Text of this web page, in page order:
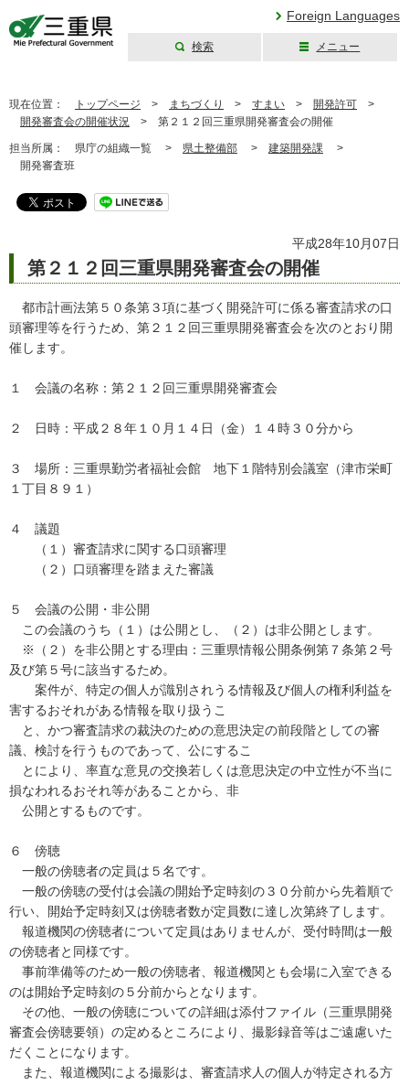
Foreign Languages
検索 メニュー
現在位置： トップページ > まちづくり > すまい > 開発許可 >
開発審査会の開催状況 > 第２１２回三重県開発審査会の開催
担当所属： 県庁の組織一覧 > 県土整備部 > 建築開発課 >
開発審査班
平成28年10月07日
第２１２回三重県開発審査会の開催
都市計画法第５０条第３項に基づく開発許可に係る審査請求の口
頭審理等を行うため、第２１２回三重県開発審査会を次のとおり開
催します。
１ 会議の名称：第２１２回三重県開発審査会
２ 日時：平成２８年１０月１４日（金）１４時３０分から
３ 場所：三重県勤労者福祉会館 地下１階特別会議室（津市栄町
１丁目８９１）
４ 議題
（１）審査請求に関する口頭審理
（２）口頭審理を踏まえた審議
５ 会議の公開・非公開
この会議のうち（１）は公開とし、（２）は非公開とします。
※（２）を非公開とする理由：三重県情報公開条例第７条第２号
及び第５号に該当するため。
案件が、特定の個人が識別されうる情報及び個人の権利利益を
害するおそれがある情報を取り扱うこ
と、かつ審査請求の裁決のための意思決定の前段階としての審
議、検討を行うものであって、公にするこ
とにより、率直な意見の交換若しくは意思決定の中立性が不当に
損なわれるおそれ等があることから、非
公開とするものです。
６ 傍聴
一般の傍聴者の定員は５名です。
一般の傍聴の受付は会議の開始予定時刻の３０分前から先着順で
行い、開始予定時刻又は傍聴者数が定員数に達し次第終了します。
報道機関の傍聴者について定員はありませんが、受付時間は一般
の傍聴者と同様です。
事前準備等のため一般の傍聴者、報道機関とも会場に入室できる
のは開始予定時刻の５分前からとなります。
その他、一般の傍聴についての詳細は添付ファイル（三重県開発
審査会傍聴要領）の定めるところにより、撮影録音等はご遠慮いた
だくことになります。
また、報道機関による撮影は、審査請求人の個人が特定される方